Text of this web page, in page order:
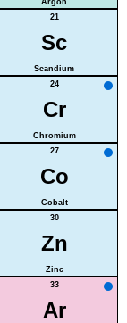
21
Sc
Scandium
24
Cr
Chromium
27
Co
Cobalt
30
Zn
Zinc
33
Ar